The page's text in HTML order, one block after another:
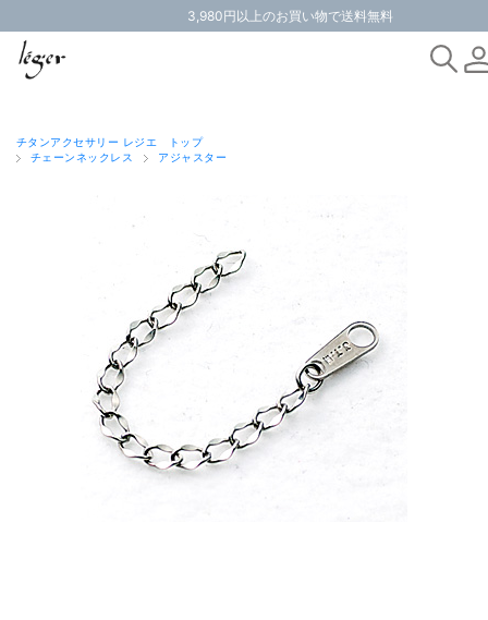
3,980円以上のお買い物で送料無料
チタンアクセサリー レジエ トップ
チェーンネックレス
アジャスター